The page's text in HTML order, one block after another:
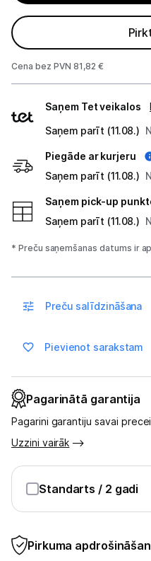
Mazā virtuves
Klimata iekārtas
Sports un
Vēlmju
Uzņēmumiem
Tet pakalpojumi
Kontakti
Cena bez PVN 81,82 €
veidi
Saņem Tet veikalos
Saņem parīt (11.08.)
Piegāde ar kurjeru
Saņem parīt (11.08.)
Saņem pick-up
Saņem parīt (11.08.)
* Preču saņemšanas datums ir
Preču salīdzināšana
Pievienot sarakstam
Pirkuma
Pagarinātā garantija
Pagarini garantiju savai precei
Uzzini vairāk
Standarts / 2 gadi